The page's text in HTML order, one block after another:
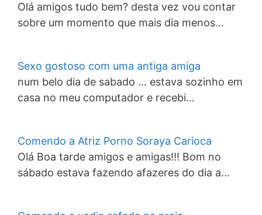
Olá amigos tudo bem? desta vez vou contar
sobre um momento que mais dia menos…
Sexo gostoso com uma antiga amiga
num belo dia de sabado … estava sozinho em
casa no meu computador e recebi…
Comendo a Atriz Porno Soraya Carioca
Olá Boa tarde amigos e amigas!!! Bom no
sábado estava fazendo afazeres do dia a…